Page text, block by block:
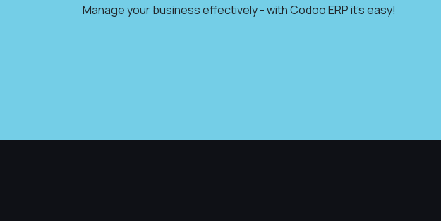
Manage your business effectively - with Codoo ERP it's easy!